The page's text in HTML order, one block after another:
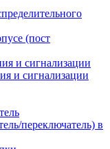
(пост
и сигнализации
и сигнализации
переключатель) в